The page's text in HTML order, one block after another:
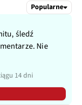
Popularne
śledź
Nie
14 dni